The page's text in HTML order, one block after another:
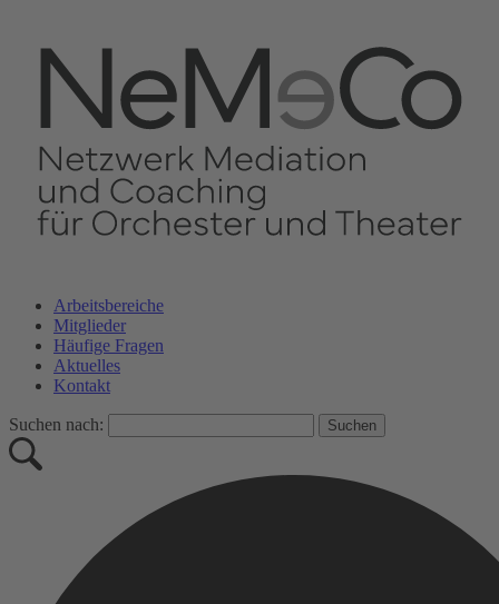
Arbeitsbereiche
Mitglieder
Häufige Fragen
Aktuelles
Kontakt
Suchen nach: